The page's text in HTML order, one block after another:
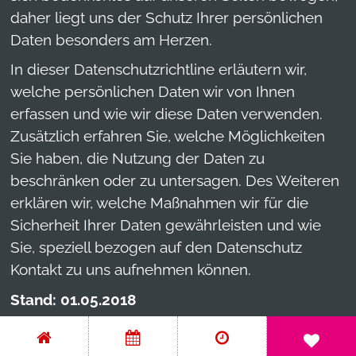
Partner & Kooperationen
Mediathek
daher liegt uns der Schutz Ihrer persönlichen
Daten besonders am Herzen.
In dieser Datenschutzrichtline erläutern wir,
welche persönlichen Daten wir von Ihnen
erfassen und wie wir diese Daten verwenden.
Zusätzlich erfahren Sie, welche Möglichkeiten
Sie haben, die Nutzung der Daten zu
beschränken oder zu untersagen. Des Weiteren
erklären wir, welche Maßnahmen wir für die
Sicherheit Ihrer Daten gewährleisten und wie
Sie, speziell bezogen auf den Datenschutz
Kontakt zu uns aufnehmen können.
Stand: 01.05.2018
Grundsätzliche Angaben zur